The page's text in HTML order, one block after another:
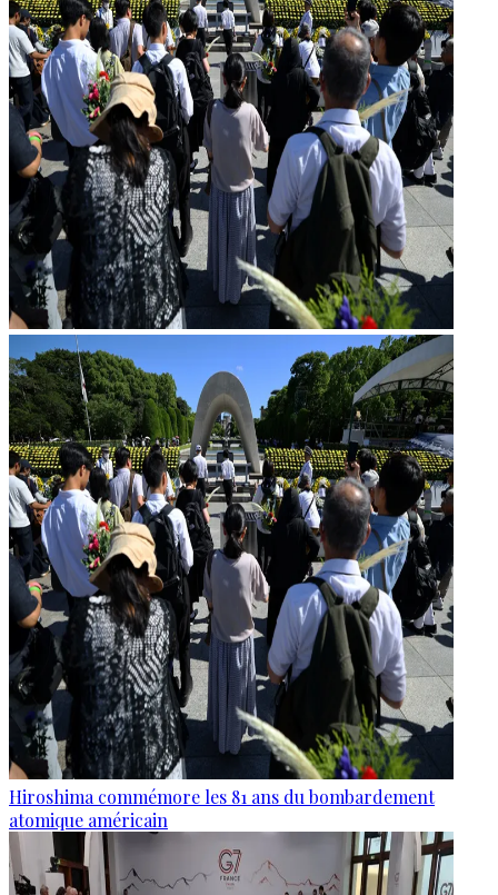
Hiroshima commémore les 81 ans du bombardement
atomique américain